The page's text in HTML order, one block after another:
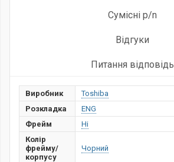
Сумісні p/n
Відгуки
Питання відповідь
Виробник
Toshiba
Розкладка
ENG
Фрейм
Ні
Колір
фрейму/
корпусу
Чорний